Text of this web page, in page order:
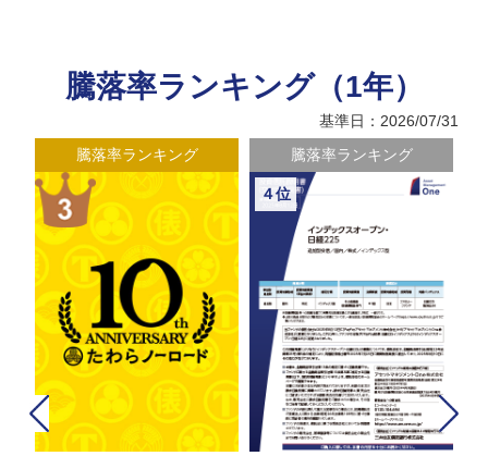
騰落率ランキング（1年）
基準日：2026/07/31
騰落率ランキング 騰落率ランキング
４位